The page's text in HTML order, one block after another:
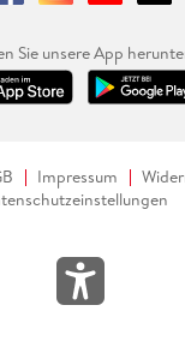
Sie unsere App
Impressum